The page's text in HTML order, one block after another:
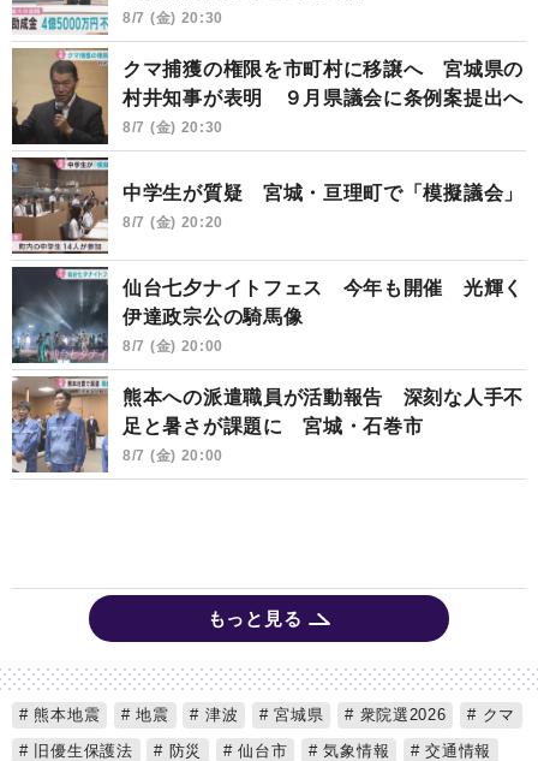
8/7 (金) 20:30
クマ捕獲の権限を市町村に移譲へ 宮城県の
村井知事が表明 ９月県議会に条例案提出へ
8/7 (金) 20:30
中学生が質疑 宮城・亘理町で「模擬議会」
8/7 (金) 20:20
仙台七夕ナイトフェス 今年も開催 光輝く
伊達政宗公の騎馬像
8/7 (金) 20:00
熊本への派遣職員が活動報告 深刻な人手不
足と暑さが課題に 宮城・石巻市
8/7 (金) 20:00
もっと見る
熊本地震 地震 津波 宮城県 衆院選2026
クマ
旧優生保護法
防災 仙台市 気象情報
交通情報